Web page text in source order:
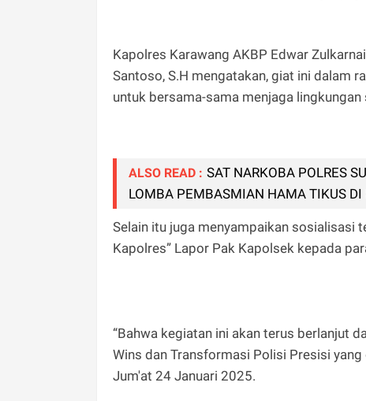
Kapolres Karawang AKBP Edwar
Santoso, S.H mengatakan, giat ini dalam
untuk bersama-sama menjaga
ALSO READ : SAT NARKOBA POLRES
LOMBA PEMBASMIAN HAMA TIKUS DI
Selain itu juga menyampaikan sosialisasi
Kapolres” Lapor Pak Kapolsek kepada
“Bahwa kegiatan ini akan terus berlanjut
Wins dan Transformasi Polisi Presisi
Jum'at 24 Januari 2025.